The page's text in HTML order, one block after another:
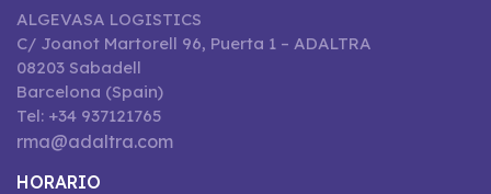
ALGEVASA LOGISTICS
C/ Joanot Martorell 96, Puerta 1 – ADALTRA
08203 Sabadell
Barcelona (Spain)
Tel: +34 937121765
rma@adaltra.com
HORARIO